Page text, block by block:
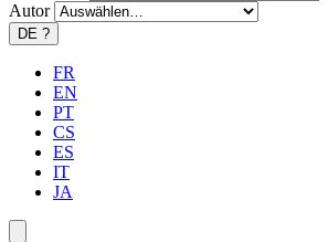
Autor
DE ?
FR
EN
PT
CS
ES
IT
JA